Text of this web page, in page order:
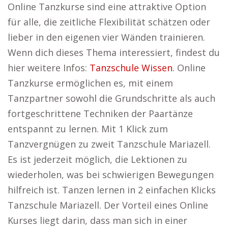
Online Tanzkurse sind eine attraktive Option
für alle, die zeitliche Flexibilität schätzen oder
lieber in den eigenen vier Wänden trainieren.
Wenn dich dieses Thema interessiert, findest du
hier weitere Infos: Tanzschule Wissen. Online
Tanzkurse ermöglichen es, mit einem
Tanzpartner sowohl die Grundschritte als auch
fortgeschrittene Techniken der Paartänze
entspannt zu lernen. Mit 1 Klick zum
Tanzvergnügen zu zweit Tanzschule Mariazell.
Es ist jederzeit möglich, die Lektionen zu
wiederholen, was bei schwierigen Bewegungen
hilfreich ist. Tanzen lernen in 2 einfachen Klicks
Tanzschule Mariazell. Der Vorteil eines Online
Kurses liegt darin, dass man sich in einer